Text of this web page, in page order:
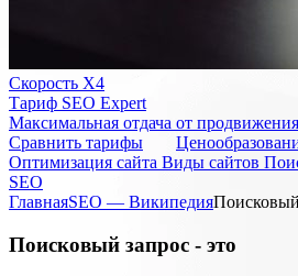
Скорость Х4
Тариф SEO Expert
Максимальная отдача от
Cравнить тарифы
Оптимизация сайта Виды сайтов
SEO
ГлавнаяSEO — Википедия
Поисковый запрос - это